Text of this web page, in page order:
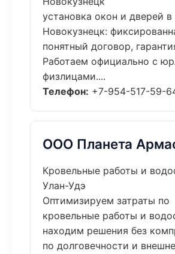
установка окон и дверей в
Новокузнецк:
понятный договор,
Работаем официально с
физлицами....
Телефон: +7-954-517-59-
ООО Планета
Кровельные работы и
Улан-Удэ
Оптимизируем затраты по
кровельные работы и
находим решения без
по долговечности и